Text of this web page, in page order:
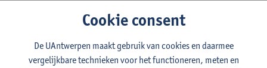
Onderwijs Saar
Bevernage
Cookie consent
De UAntwerpen maakt gebruik van cookies en daarmee
vergelijkbare technieken voor het functioneren, meten en